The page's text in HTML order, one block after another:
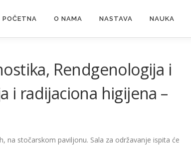
POČETNA O NAMA NASTAVA NAUKA
Rendgenologija i
i radijaciona higijena –
na stočarskom paviljonu. Sala za održavanje ispita će